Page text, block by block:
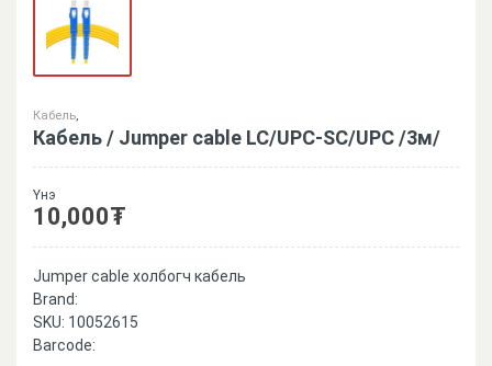
Кабель
Кабель / Jumper cable LC/UPC-SC/UPC /3м/
Үнэ
10,000₮
Jumper cable холбогч кабель
Brand:
SKU: 10052615
Barcode: